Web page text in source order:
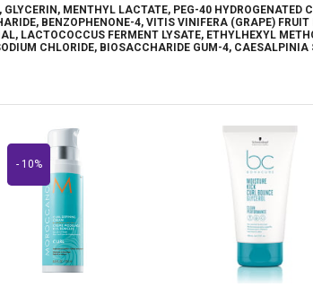
MENTHYL LACTATE, PEG-40
BENZOPHENONE-4, VITIS VINIFERA (GRAPE)
LACTOCOCCUS FERMENT LYSATE, ETHYLHEXYL
CHLORIDE, BIOSACCHARIDE GUM-4,
- 10%